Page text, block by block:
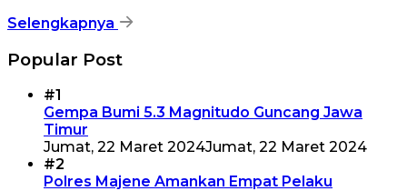
Selengkapnya
Popular Post
#1
Gempa Bumi 5.3 Magnitudo Guncang Jawa
Timur
Jumat, 22 Maret 2024Jumat, 22 Maret 2024
#2
Polres Majene Amankan Empat Pelaku